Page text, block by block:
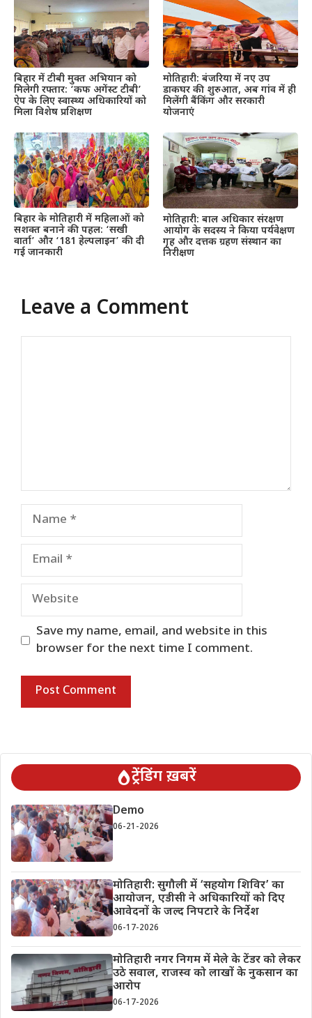
बिहार में टीबी मुक्त अभियान को
मिलेगी रफ्तार: ‘कफ अगेंस्ट टीबी’
ऐप के लिए स्वास्थ्य अधिकारियों को
मिला विशेष प्रशिक्षण
मोतिहारी: बंजरिया में नए उप
डाकघर की शुरुआत, अब गांव में ही
मिलेंगी बैंकिंग और सरकारी
योजनाएं
बिहार के मोतिहारी में महिलाओं को
सशक्त बनाने की पहल: ‘सखी
वार्ता’ और ‘181 हेल्पलाइन’ की दी
गई जानकारी
मोतिहारी: बाल अधिकार संरक्षण
आयोग के सदस्य ने किया पर्यवेक्षण
गृह और दत्तक ग्रहण संस्थान का
निरीक्षण
Leave a Comment
Name
Email
Website
Save my name, email, and website in this
browser for the next time I comment.
ट्रेंडिंग ख़बरें
Demo
06-21-2026
मोतिहारी: सुगौली में ‘सहयोग शिविर’ का
आयोजन, एडीसी ने अधिकारियों को दिए
आवेदनों के जल्द निपटारे के निर्देश
06-17-2026
मोतिहारी नगर निगम में मेले के टेंडर को लेकर
उठे सवाल, राजस्व को लाखों के नुकसान का
आरोप
06-17-2026